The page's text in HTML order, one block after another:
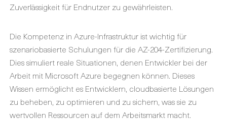
Zuverlässigkeit für Endnutzer zu gewährleisten.
Die Kompetenz in Azure-Infrastruktur ist wichtig für
szenariobasierte Schulungen für die AZ-204-Zertifizierung.
Dies simuliert reale Situationen, denen Entwickler bei der
Arbeit mit Microsoft Azure begegnen können. Dieses
Wissen ermöglicht es Entwicklern, cloudbasierte Lösungen
zu beheben, zu optimieren und zu sichern, was sie zu
wertvollen Ressourcen auf dem Arbeitsmarkt macht.